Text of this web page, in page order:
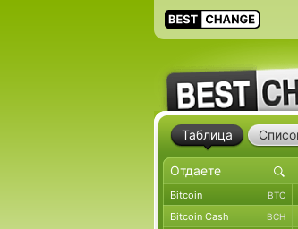
Таблица
Bitcoin BTC
Bitcoin Cash BCH